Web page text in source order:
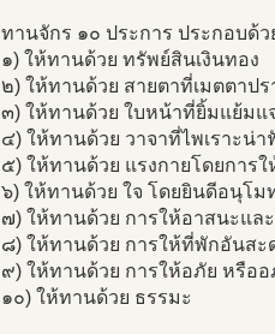
ทานจักร ๑๐ ประการ ประกอบด้ว
๑) ให้ทานด้วย ทรัพย์สินเงินทอง
๒) ให้ทานด้วย สายตาที่เมตตาปร
๓) ให้ทานด้วย ใบหน้าที่ยิ้มแย้มแ
๔) ให้ทานด้วย วาจาที่ไพเราะน่า
๕) ให้ทานด้วย แรงกายโดยการ
๖) ให้ทานด้วย ใจ โดยยินดีอนุโม
๗) ให้ทานด้วย การให้อาสนะแล
๘) ให้ทานด้วย การให้ที่พักอันสะ
๙) ให้ทานด้วย การให้อภัย หรือ
๑๐) ให้ทานด้วย ธรรมะ